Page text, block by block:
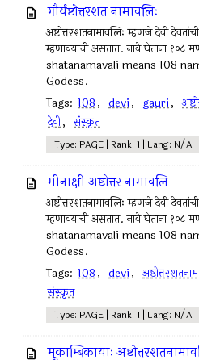
गौर्यष्टोत्तरशत नामावलिः
अष्टोत्तरशतनामावलिः म्हणजे देवी
म्हणावयाची असतात. नावे घेताना
shatanamavali means 108
Godess.
Tags: 108, devi, gauri,
देवी, संस्कृत
Type: PAGE | Rank: 1 | Lang: N/A
मीनाक्षी अष्टोत्तर नामावलि
अष्टोत्तरशतनामावलिः म्हणजे देवी
म्हणावयाची असतात. नावे घेताना
shatanamavali means 108
Godess.
Tags: 108, devi,
संस्कृत
Type: PAGE | Rank: 1 | Lang: N/A
मूकाम्बिकायाः